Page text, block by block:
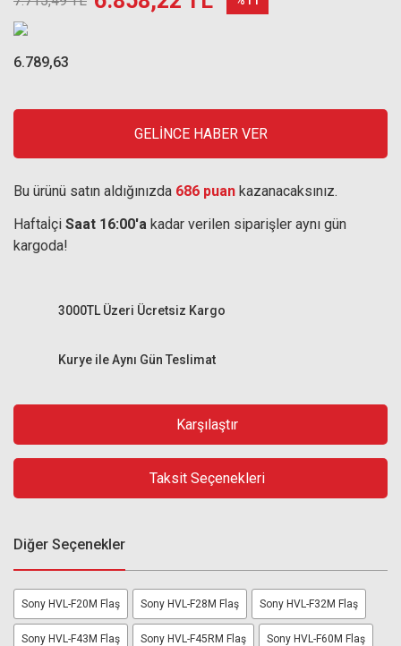
6.789,63
GELİNCE HABER VER
Bu ürünü satın aldığınızda 686 puan kazanacaksınız.
Haftaİçi Saat 16:00'a kadar verilen siparişler aynı gün
kargoda!
Kurye ile Aynı Gün Teslimat
3000TL Üzeri Ücretsiz Kargo
Karşılaştır
Taksit Seçenekleri
Diğer Seçenekler
Sony HVL-F20M Flaş Sony HVL-F28M Flaş Sony HVL-F32M Flaş
Sony HVL-F43M Flaş Sony HVL-F45RM Flaş Sony HVL-F60M Flaş